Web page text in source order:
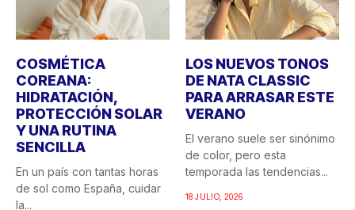
COSMÉTICA
COREANA:
HIDRATACIÓN,
PROTECCIÓN SOLAR
Y UNA RUTINA
SENCILLA
En un país con tantas horas
de sol como España, cuidar
la...
LOS NUEVOS TONOS
DE NATA CLASSIC
PARA ARRASAR ESTE
VERANO
El verano suele ser sinónimo
de color, pero esta
temporada las tendencias...
18 JULIO, 2026